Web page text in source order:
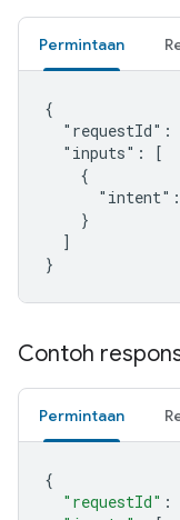
Permintaan
{
"requestId":
  "inputs": [
    {
    }
  ]
}
Contoh
Permintaan
{
"requestId" :